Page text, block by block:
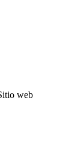
web